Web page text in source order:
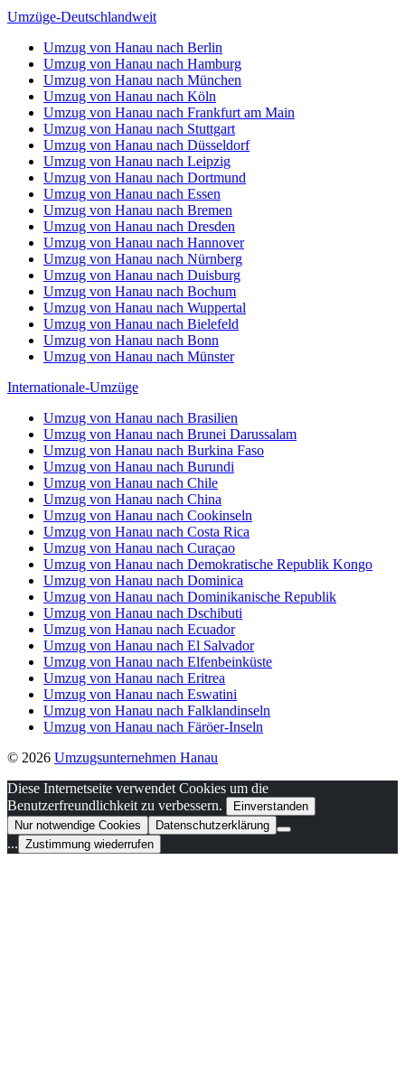
Umzüge-Deutschlandweit
Umzug von Hanau nach Berlin
Umzug von Hanau nach Hamburg
Umzug von Hanau nach München
Umzug von Hanau nach Köln
Umzug von Hanau nach Frankfurt am Main
Umzug von Hanau nach Stuttgart
Umzug von Hanau nach Düsseldorf
Umzug von Hanau nach Leipzig
Umzug von Hanau nach Dortmund
Umzug von Hanau nach Essen
Umzug von Hanau nach Bremen
Umzug von Hanau nach Dresden
Umzug von Hanau nach Hannover
Umzug von Hanau nach Nürnberg
Umzug von Hanau nach Duisburg
Umzug von Hanau nach Bochum
Umzug von Hanau nach Wuppertal
Umzug von Hanau nach Bielefeld
Umzug von Hanau nach Bonn
Umzug von Hanau nach Münster
Internationale-Umzüge
Umzug von Hanau nach Brasilien
Umzug von Hanau nach Brunei Darussalam
Umzug von Hanau nach Burkina Faso
Umzug von Hanau nach Burundi
Umzug von Hanau nach Chile
Umzug von Hanau nach China
Umzug von Hanau nach Cookinseln
Umzug von Hanau nach Costa Rica
Umzug von Hanau nach Curaçao
Umzug von Hanau nach Demokratische Republik Kongo
Umzug von Hanau nach Dominica
Umzug von Hanau nach Dominikanische Republik
Umzug von Hanau nach Dschibuti
Umzug von Hanau nach Ecuador
Umzug von Hanau nach El Salvador
Umzug von Hanau nach Elfenbeinküste
Umzug von Hanau nach Eritrea
Umzug von Hanau nach Eswatini
Umzug von Hanau nach Falklandinseln
Umzug von Hanau nach Färöer-Inseln
© 2026 Umzugsunternehmen Hanau
Diese Internetseite verwendet Cookies um die
Benutzerfreundlichkeit zu verbessern.
Einverstanden
Nur notwendige Cookies
Datenschutzerklärung
... Zustimmung wiederrufen